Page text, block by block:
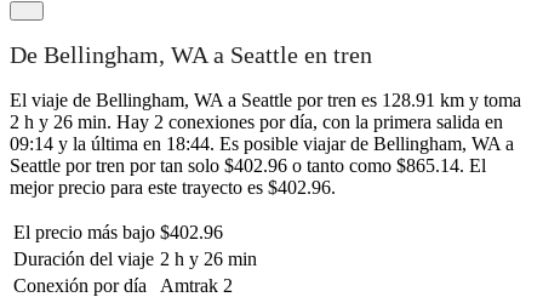
De Bellingham, WA a Seattle en tren
El viaje de Bellingham, WA a Seattle por tren es 128.91 km y toma
2 h y 26 min. Hay 2 conexiones por día, con la primera salida en
09:14 y la última en 18:44. Es posible viajar de Bellingham, WA a
Seattle por tren por tan solo $402.96 o tanto como $865.14. El
mejor precio para este trayecto es $402.96.
El precio más bajo $402.96
Duración del viaje 2 h y 26 min
Conexión por día
Amtrak 2